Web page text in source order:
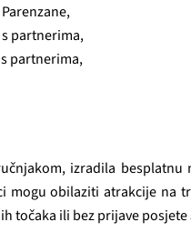
partnerima,
partnerima,
izradila
mogu obilaziti atrakcije na
točaka ili bez prijave